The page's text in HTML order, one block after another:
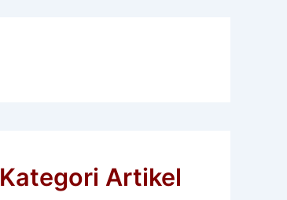
Kategori Artikel